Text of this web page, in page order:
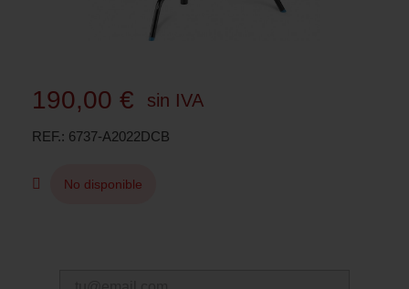
190,00 € sin IVA
REF. 6737-A2022DCB
No disponible